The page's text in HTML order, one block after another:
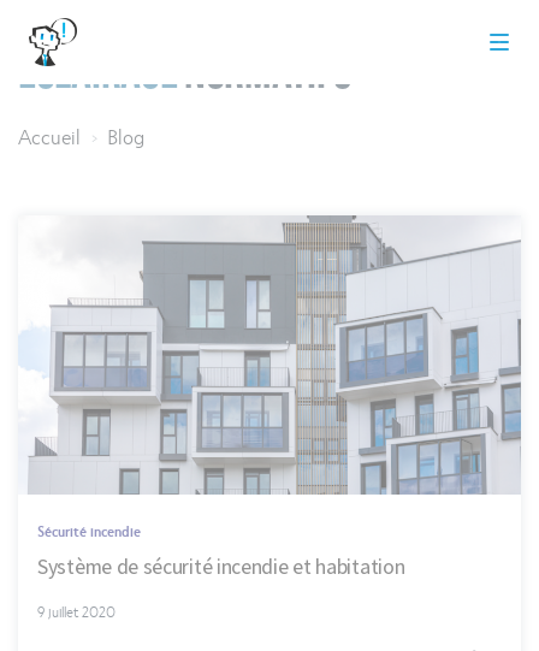
Éclairagenormatifs
Accueil > Blog
Sécurité incendie
Système de sécurité incendie et habitation
9 juillet 2020